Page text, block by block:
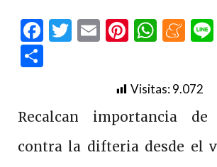
Facebook
Twitter
EmailPinterest
Visitas:9.072
Recalcan importancia de
contra la difteria desde el